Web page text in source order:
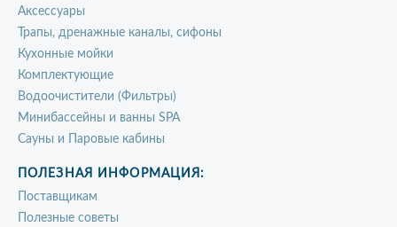
Аксессуары
Трапы, дренажные каналы, сифоны
Кухонные мойки
Комплектующие
Водоочистители (Фильтры)
Минибассейны и ванны SPA
Сауны и Паровые кабины
ПОЛЕЗНАЯ ИНФОРМАЦИЯ:
Поставщикам
Полезные советы